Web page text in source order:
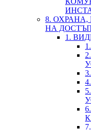
8.
НА
1.